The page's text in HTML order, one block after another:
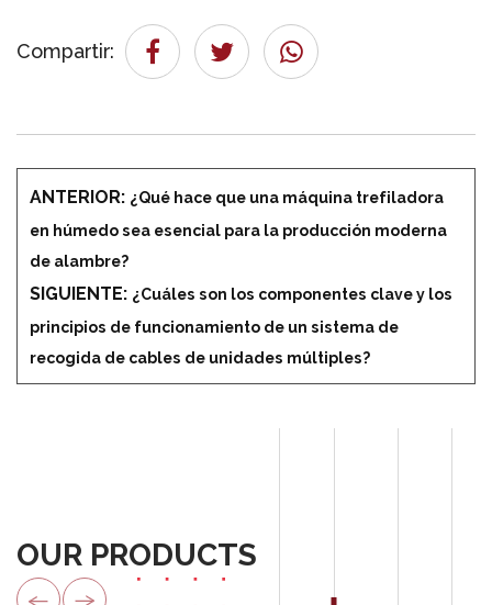
Compartir:
ANTERIOR: ¿Qué hace que una máquina trefiladora
en húmedo sea esencial para la producción moderna
de alambre?
SIGUIENTE: ¿Cuáles son los componentes clave y los
principios de funcionamiento de un sistema de
recogida de cables de unidades múltiples?
OUR PRODUCTS